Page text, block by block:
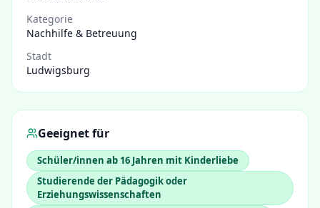
Kategorie
Nachhilfe & Betreuung
Stadt
Ludwigsburg
Geeignet für
Schüler/innen ab 16 Jahren mit Kinderliebe
Studierende der Pädagogik oder
Erziehungswissenschaften